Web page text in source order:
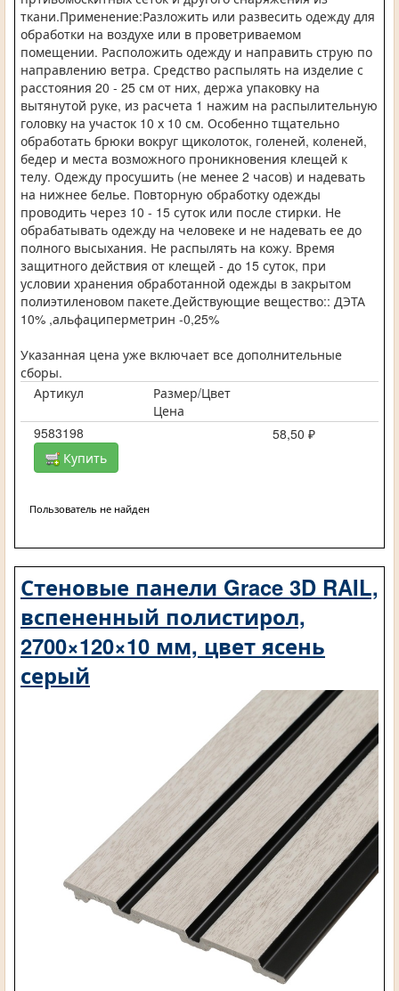
ткани.Применение:Разложить или развесить одежду для
обработки на воздухе или в проветриваемом
помещении. Расположить одежду и направить струю по
направлению ветра. Средство распылять на изделие с
расстояния 20 - 25 см от них, держа упаковку на
вытянутой руке, из расчета 1 нажим на распылительную
головку на участок 10 х 10 см. Особенно тщательно
обработать брюки вокруг щиколоток, голеней, коленей,
бедер и места возможного проникновения клещей к
телу. Одежду просушить (не менее 2 часов) и надевать
на нижнее белье. Повторную обработку одежды
проводить через 10 - 15 суток или после стирки. Не
обрабатывать одежду на человеке и не надевать ее до
полного высыхания. Не распылять на кожу. Время
защитного действия от клещей - до 15 суток, при
условии хранения обработанной одежды в закрытом
полиэтиленовом пакете.Действующие вещество:: ДЭТА
10% ,альфациперметрин -0,25%
Указанная цена уже включает все дополнительные
сборы.
Артикул
Размер/Цвет
Цена
9583198
58,50 ₽
Купить
Пользователь не найден
Стеновые панели Grace 3D RAIL,
вспененный полистирол,
2700×120×10 мм, цвет ясень
серый